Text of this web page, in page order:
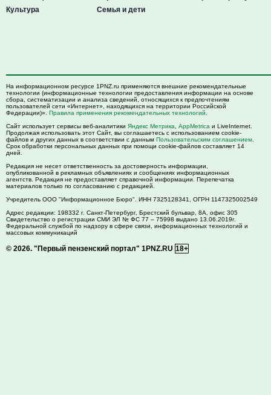
Культура
Семья и дети
На информационном ресурсе 1PNZ.ru применяются внешние рекомендательные
технологии (информационные технологии предоставления информации на основе
сбора, систематизации и анализа сведений, относящихся к предпочтениям
пользователей сети «Интернет», находящихся на территории Российской
Федерации)». Правила применения рекомендательных технологий
Сайт использует сервисы веб-аналитики Яндекс Метрика AppMetrica и LiveInternet.
Продолжая использовать этот Сайт, вы соглашаетесь с использованием cookie-
файлов и других данных в соответствии с данным Пользовательским соглашением
Срок обработки персональных данных при помощи cookie-файлов составляет 14
дней.
Редакция не несет ответственность за достоверность информации,
опубликованной в рекламных объявлениях и сообщениях информационных
агентств. Редакция не предоставляет справочной информации. Перепечатка
материалов только по согласованию с редакцией.
Учредитель ООО "Информационное Бюро". ИНН 7325128341, ОГРН 1147325002549
Адрес редакции: 198332 г. Санкт-Петербург, Брестский бульвар, 8А, офис 305
Свидетельство о регистрации СМИ ЭЛ № ФС 77 – 75998 выдано 13.06.2019г.
Федеральной службой по надзору в сфере связи, информационных технологий и
массовых коммуникаций
© 2026. "Первый пензенский портал" 1PNZ.RU 18+